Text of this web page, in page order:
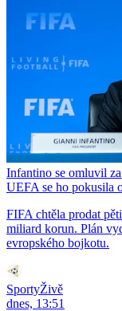
Infantino se omluvil
UEFA se ho pokusila
FIFA chtěla prodat
miliard korun. Plán
evropského bojkotu.
SportyŽivě
dnes, 13:51